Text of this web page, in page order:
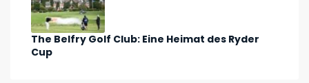
The Belfry Golf Club: Eine Heimat des Ryder
Cup